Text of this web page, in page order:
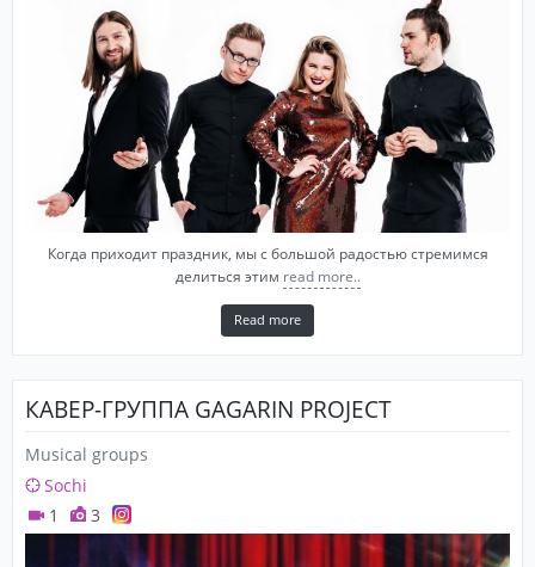
Когда приходит праздник, мы с большой радостью стремимся
делиться этим read more..
Read more
КАВЕР-ГРУППА GAGARIN PROJECT
Musical groups
Sochi
1
3